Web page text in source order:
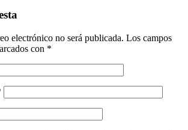
electrónico no será publicada. Los campos
con *